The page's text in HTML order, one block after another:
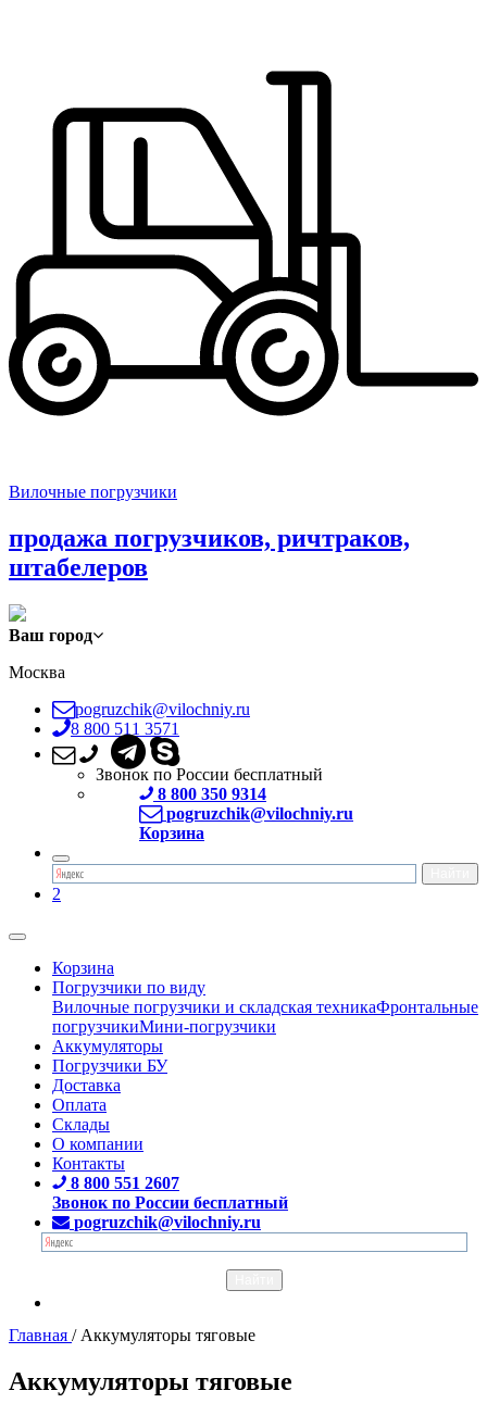
Вилочные погрузчики
продажа погрузчиков, ричтраков,
штабелеров
Ваш город
Москва
pogruzchik@vilochniy.ru
8 800 511 3571
Звонок по России бесплатный
8 800 350 9314
pogruzchik@vilochniy.ru
Корзина
2
Корзина
Погрузчики по виду
Вилочные погрузчики и складская техникаФронтальные
погрузчикиМини-погрузчики
Аккумуляторы
Погрузчики БУ
Доставка
Оплата
Склады
О компании
Контакты
8 800 551 2607
Звонок по России бесплатный
pogruzchik@vilochniy.ru
Главная / Аккумуляторы тяговые
Аккумуляторы тяговые